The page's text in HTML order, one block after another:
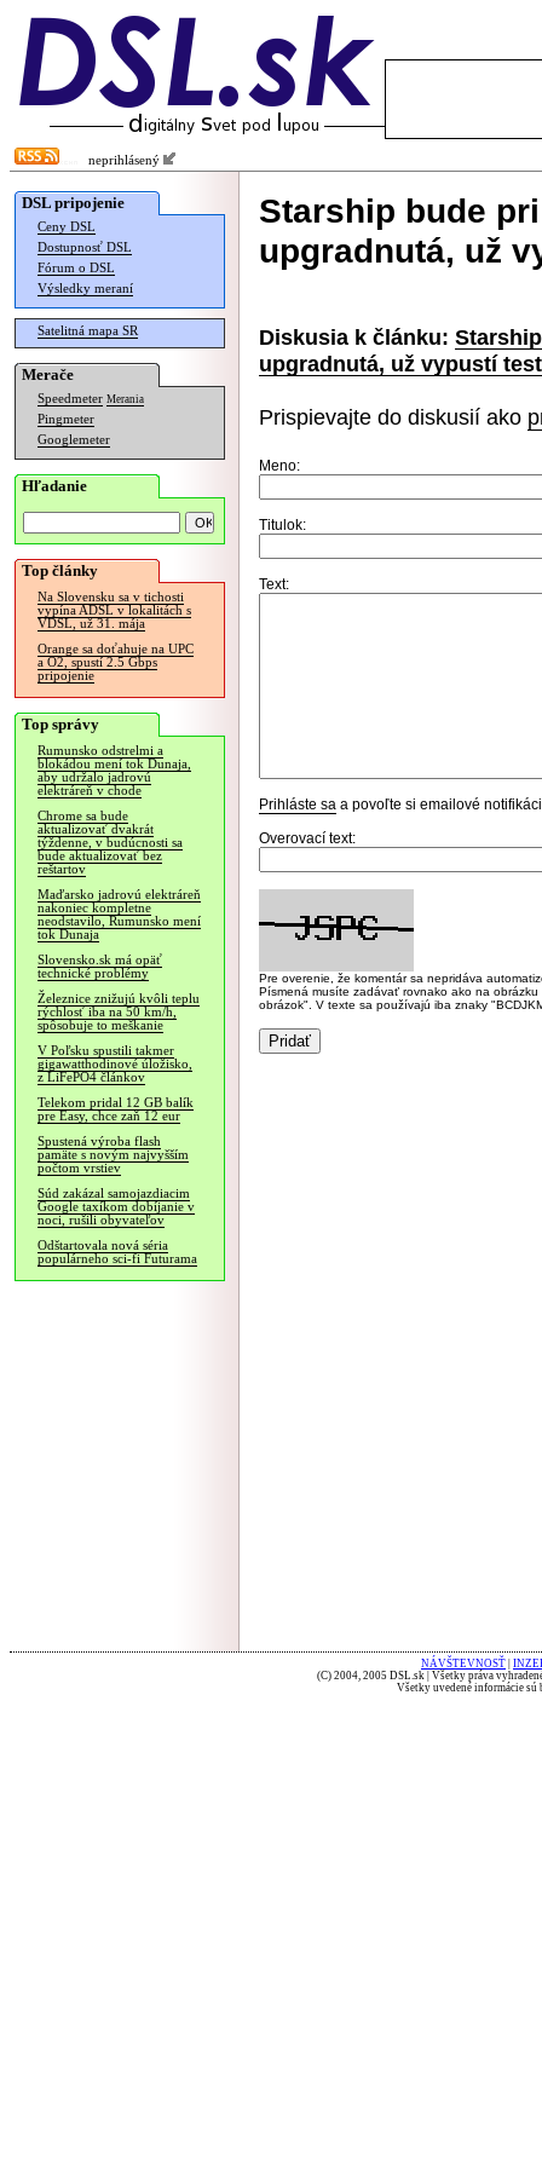
neprihlásený
DSL pripojenie
Ceny DSL
Dostupnosť DSL
Fórum o DSL
Výsledky meraní
Satelitná mapa SR
Merače
Speedmeter Merania
Pingmeter
Googlemeter
Hľadanie
Top články
Na Slovensku sa v tichosti
vypína ADSL v lokalitách s
VDSL, už 31. mája
Orange sa doťahuje na UPC
a O2, spustí 2.5 Gbps
pripojenie
Top správy
Rumunsko odstrelmi a
blokádou mení tok Dunaja,
aby udržalo jadrovú
elektráreň v chode
Chrome sa bude
aktualizovať dvakrát
týždenne, v budúcnosti sa
bude aktualizovať bez
reštartov
Maďarsko jadrovú elektráreň
nakoniec kompletne
neodstavilo, Rumunsko mení
tok Dunaja
Slovensko.sk má opäť
technické problémy
Železnice znižujú kvôli teplu
rýchlosť iba na 50 km/h,
spôsobuje to meškanie
V Poľsku spustili takmer
gigawatthodinové úložisko,
z LiFePO4 článkov
Telekom pridal 12 GB balík
pre Easy, chce zaň 12 eur
Spustená výroba flash
pamäte s novým najvyšším
počtom vrstiev
Súd zakázal samojazdiacim
Google taxíkom dobíjanie v
noci, rušili obyvateľov
Odštartovala nová séria
populárneho sci-fi Futurama
Starship bude
upgradnutá, už
Diskusia k článku:
upgradnutá, už vypustí
Prispievajte do diskusií ako
Meno:
Titulok:
Text:
Prihláste sa a povoľte si emailové
Overovací text:
Pre overenie, že komentár sa nepridáva
Písmená musíte zadávať rovnako ako na
obrázok". V texte sa používajú iba znaky
NÁVŠTEVNOSŤ
(C) 2004, 2005 DSL.sk | Všetky práva
Všetky uvedené informácie sú